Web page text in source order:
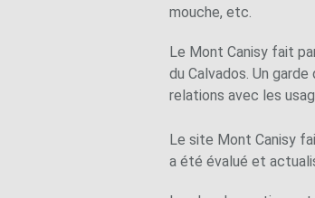
mouche, etc.
Le Mont Canisy fait
du Calvados. Un
relations avec les
Le site Mont Canisy
a été évalué et